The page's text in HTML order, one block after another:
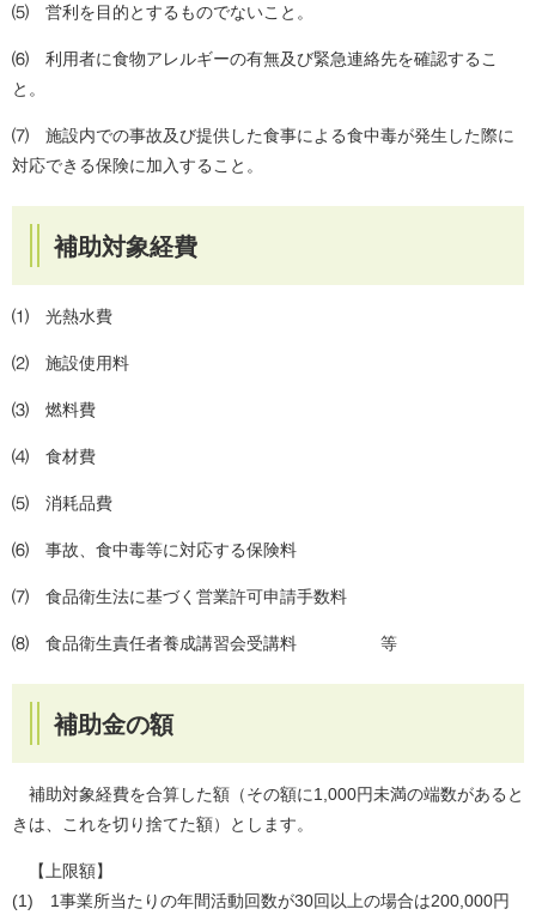
⑸ 営利を目的とするものでないこと。
⑹ 利用者に食物アレルギーの有無及び緊急連絡先を確認するこ
と。
⑺ 施設内での事故及び提供した食事による食中毒が発生した際に
対応できる保険に加入すること。
補助対象経費
⑴ 光熱水費
⑵ 施設使用料
⑶ 燃料費
⑷ 食材費
⑸ 消耗品費
⑹ 事故、食中毒等に対応する保険料
⑺ 食品衛生法に基づく営業許可申請手数料
⑻ 食品衛生責任者養成講習会受講料 等
補助金の額
補助対象経費を合算した額（その額に1,000円未満の端数があると
きは、これを切り捨てた額）とします。
【上限額】
(1) 1事業所当たりの年間活動回数が30回以上の場合は200,000円